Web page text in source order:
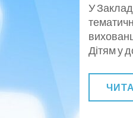
У
Дітям у